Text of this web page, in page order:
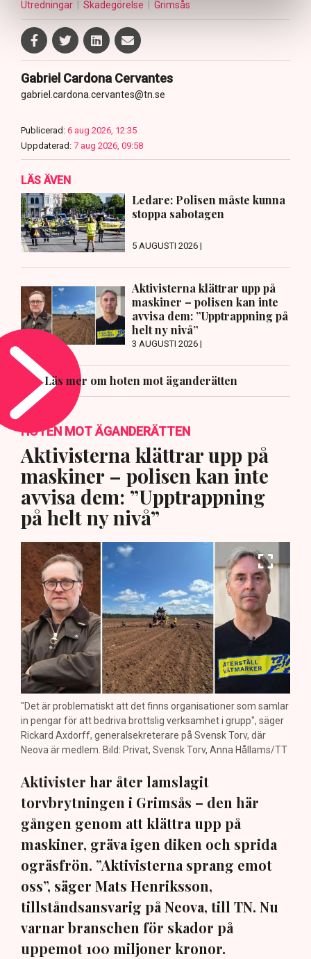
Utredningar
Skadegörelse Grimsås
Gabriel Cardona Cervantes
gabriel.cardona.cervantes@tn.se
Publicerad: 6 aug 2026, 12:35
Uppdaterad: 7 aug 2026, 09:58
LÄS ÄVEN
Ledare: Polisen måste kunna
stoppa sabotagen
5 AUGUSTI 2026 |
Aktivisterna klättrar upp på
maskiner – polisen kan inte
avvisa dem: ”Upptrappning på
helt ny nivå”
3 AUGUSTI 2026 |
Läs mer om hoten mot äganderätten
HOTEN MOT ÄGANDERÄTTEN
Aktivisterna klättrar upp på
maskiner – polisen kan inte
avvisa dem: ”Upptrappning
på helt ny nivå”
"Det är problematiskt att det finns organisationer som samlar
in pengar för att bedriva brottslig verksamhet i grupp", säger
Rickard Axdorff, generalsekreterare på Svensk Torv, där
Neova är medlem. Bild: Privat, Svensk Torv, Anna Hållams/TT
Aktivister har åter lamslagit
torvbrytningen i Grimsås – den här
gången genom att klättra upp på
maskiner, gräva igen diken och sprida
ogräsfrön. ”Aktivisterna sprang emot
oss”, säger Mats Henriksson,
tillståndsansvarig på Neova, till TN. Nu
varnar branschen för skador på
uppemot 100 miljoner kronor.